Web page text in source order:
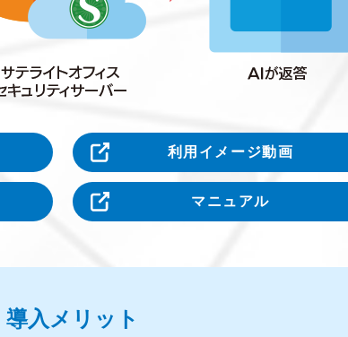
利用イメージ動画
マニュアル
導入メリット